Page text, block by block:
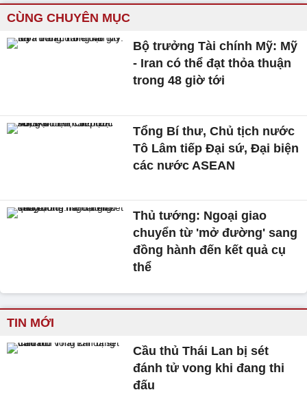
CÙNG CHUYÊN MỤC
Bộ trưởng Tài chính Mỹ: Mỹ
- Iran có thể đạt thỏa thuận
trong 48 giờ tới
Tổng Bí thư, Chủ tịch nước
Tô Lâm tiếp Đại sứ, Đại biện
các nước ASEAN
Thủ tướng: Ngoại giao
chuyển từ 'mở đường' sang
đồng hành đến kết quả cụ
thể
TIN MỚI
Cầu thủ Thái Lan bị sét
đánh tử vong khi đang thi
đấu